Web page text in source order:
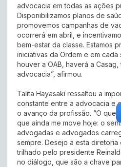
advocacia em todas as ações
Disponibilizamos planos de
promovemos campanhas de
ocorrerá em abril, e
bem-estar da classe. Estamos
iniciativas da Ordem e em
houver a OAB, haverá a
advocacia”, afirmou.
Talita Hayasaki ressaltou a
constante entre a advocacia e
o avanço da profissão. “O que
que ainda me move hoje: o
advogadas e advogados
sempre. Desejo a esta diretoria
trilhado pelo presidente
no diálogo, que são a chave